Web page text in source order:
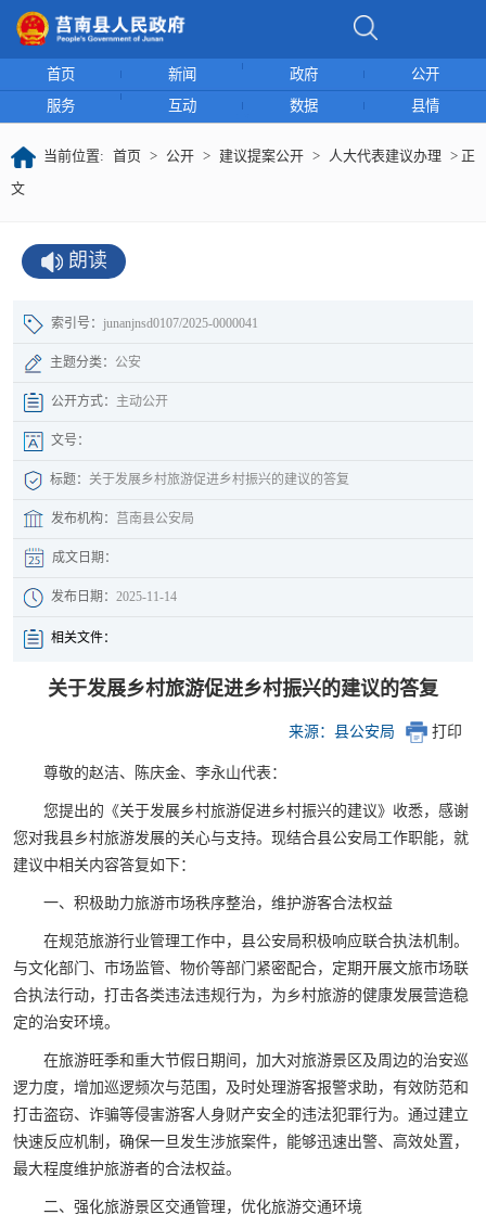
首页 新闻 政府
公开
服务
互动 数据 县情
当前位置: 首页 > 公开 > 建议提案公开 > 人大代表建议办理 > 正
文
朗读
索引号： junanjnsd0107/2025-0000041
主题分类： 公安
公开方式： 主动公开
文号：
标题： 关于发展乡村旅游促进乡村振兴的建议的答复
发布机构： 莒南县公安局
成文日期：
发布日期： 2025-11-14
相关文件：
关于发展乡村旅游促进乡村振兴的建议的答复
来源：县公安局 打印
尊敬的赵洁、陈庆金、李永山代表：
您提出的《关于发展乡村旅游促进乡村振兴的建议》收悉，感谢
您对我县乡村旅游发展的关心与支持。现结合县公安局工作职能，就
建议中相关内容答复如下：
一、积极助力旅游市场秩序整治，维护游客合法权益
在规范旅游行业管理工作中，县公安局积极响应联合执法机制。
与文化部门、市场监管、物价等部门紧密配合，定期开展文旅市场联
合执法行动，打击各类违法违规行为，为乡村旅游的健康发展营造稳
定的治安环境。
在旅游旺季和重大节假日期间，加大对旅游景区及周边的治安巡
逻力度，增加巡逻频次与范围，及时处理游客报警求助，有效防范和
打击盗窃、诈骗等侵害游客人身财产安全的违法犯罪行为。通过建立
快速反应机制，确保一旦发生涉旅案件，能够迅速出警、高效处置，
最大程度维护旅游者的合法权益。
二、强化旅游景区交通管理，优化旅游交通环境